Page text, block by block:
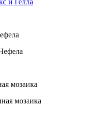
мозаика